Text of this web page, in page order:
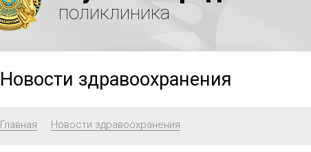
поликлиника
Новости здравоохранения
Главная Новости здравоохранения